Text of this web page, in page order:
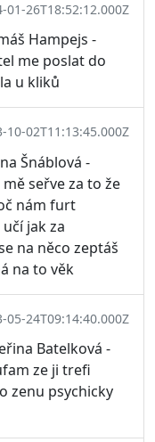
01-26T18:52:12.000Z
Hampejs -
me poslat do
u kliků
10-02T11:13:45.000Z
Šnáblová -
seřve za to že
nám furt
jak za
na něco zeptáš
na to věk
05-24T09:14:40.000Z
Batelková -
ze ji trefi
zenu psychicky